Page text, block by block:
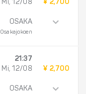
Mi, 12/08
OSAKA
Osakajokoen
¥ 2,700
21:37
Mi, 12/08
OSAKA
¥ 2,700